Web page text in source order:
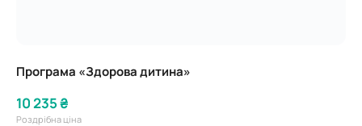
Програма «Здорова дитина»
10 235 ₴
Роздрібна ціна